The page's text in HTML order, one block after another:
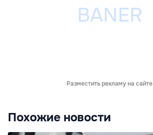
Разместить рекламу на сайте
Похожие новости